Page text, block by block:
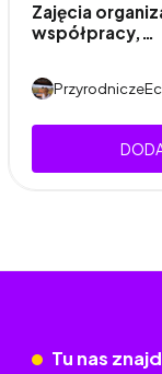
Zajęcia
współpracy,…
Tu nas